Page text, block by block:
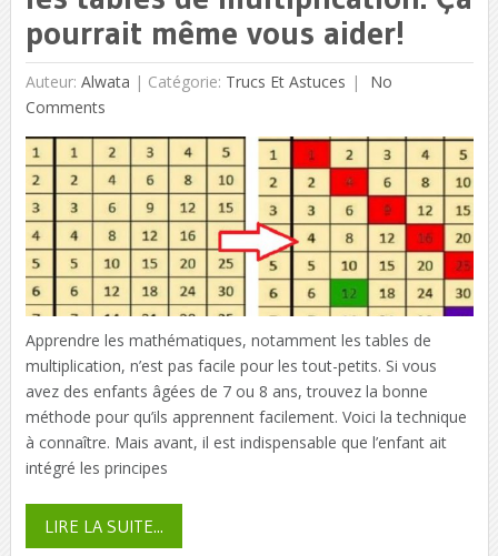
pourrait même vous aider!
Auteur: Alwata | Catégorie: Trucs Et Astuces
No
Comments
Apprendre les mathématiques, notamment les tables de
multiplication, n’est pas facile pour les tout-petits. Si vous
avez des enfants âgées de 7 ou 8 ans, trouvez la bonne
méthode pour qu’ils apprennent facilement. Voici la technique
à connaître. Mais avant, il est indispensable que l’enfant ait
intégré les principes
LIRE LA SUITE...